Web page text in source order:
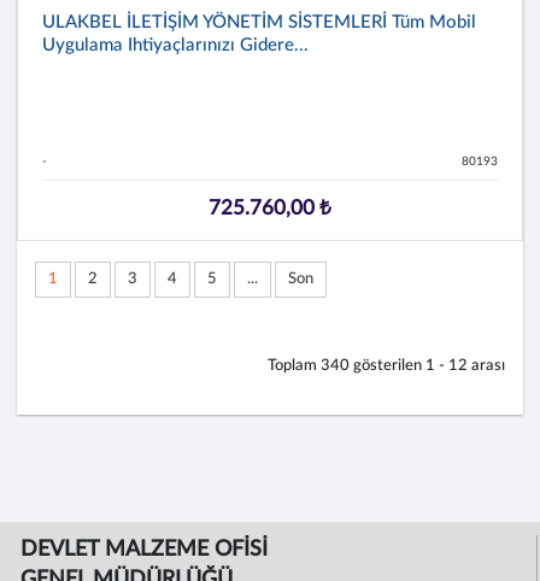
ULAKBEL İLETİŞİM YÖNETİM SİSTEMLERİ Tüm Mobil
Uygulama Ihtiyaçlarınızı Gidere...
- 80193
725.760,00 ₺
1 2 3 4 5 ... Son
Toplam 340gösterilen 1 - 12 arası
DEVLET MALZEME OFİSİ